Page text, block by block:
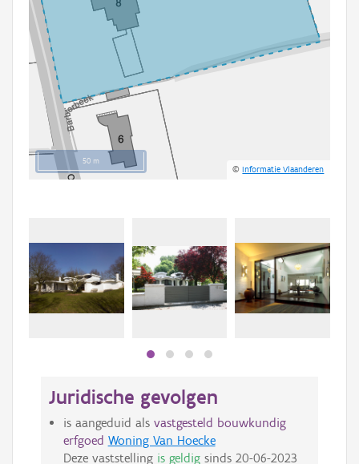
50 m
©Informatie Vlaanderen
Juridische gevolgen
is aangeduid als vastgesteld bouwkundig
erfgoed Woning Van Hoecke
Deze vaststelling is geldigsinds 20-06-2023